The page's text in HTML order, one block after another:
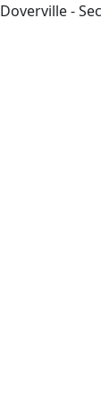
Doverville -